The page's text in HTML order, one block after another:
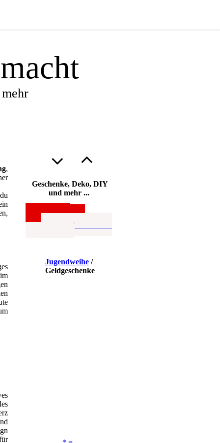
macht
,
Geschenke, Deko, DIY
und mehr ...
Geldgeschenke zur
Jugendweihe von Amazon*
Jugendweihe/
Geldgeschenke